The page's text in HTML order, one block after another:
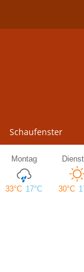
Schaufenster